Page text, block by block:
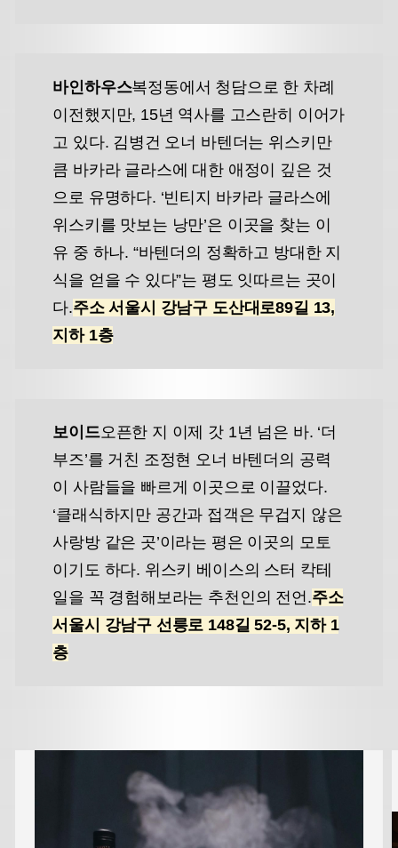
바인하우스복정동에서 청담으로 한 차례
이전했지만, 15년 역사를 고스란히 이어가
고 있다. 김병건 오너 바텐더는 위스키만
큼 바카라 글라스에 대한 애정이 깊은 것
으로 유명하다. ‘빈티지 바카라 글라스에
위스키를 맛보는 낭만’은 이곳을 찾는 이
유 중 하나. “바텐더의 정확하고 방대한 지
식을 얻을 수 있다”는 평도 잇따르는 곳이
다.주소 서울시 강남구 도산대로89길 13,
지하 1층
보이드오픈한 지 이제 갓 1년 넘은 바. ‘더
부즈’를 거친 조정현 오너 바텐더의 공력
이 사람들을 빠르게 이곳으로 이끌었다.
‘클래식하지만 공간과 접객은 무겁지 않은
사랑방 같은 곳’이라는 평은 이곳의 모토
이기도 하다. 위스키 베이스의 스터 칵테
일을 꼭 경험해보라는 추천인의 전언.주소
서울시 강남구 선릉로 148길 52-5, 지하 1
층